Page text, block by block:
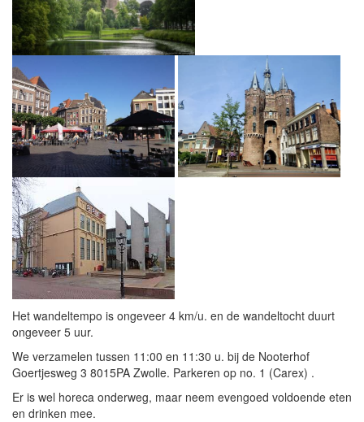
Het wandeltempo is ongeveer 4 km/u. en de wandeltocht duurt
ongeveer 5 uur.
We verzamelen tussen 11:00 en 11:30 u. bij de Nooterhof
Goertjesweg 3 8015PA Zwolle. Parkeren op no. 1 (Carex) .
Er is wel horeca onderweg, maar neem evengoed voldoende eten
en drinken mee.